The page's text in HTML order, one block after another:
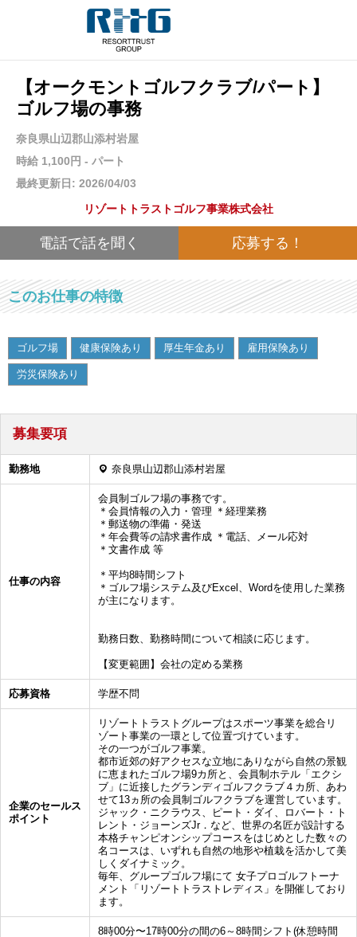
【オークモントゴルフクラブ/パート】
ゴルフ場の事務
奈良県山辺郡山添村岩屋
時給 1,100円 - パート
最終更新日: 2026/04/03
リゾートトラストゴルフ事業株式会社
電話で話を聞く 応募する！
このお仕事の特徴
ゴルフ場 健康保険あり 厚生年金あり 雇用保険あり
労災保険あり
募集要項
勤務地 奈良県山辺郡山添村岩屋
仕事の内容
会員制ゴルフ場の事務です。
＊会員情報の入力・管理 ＊経理業務
＊郵送物の準備・発送
＊年会費等の請求書作成 ＊電話、メール応対
＊文書作成 等
＊平均8時間シフト
＊ゴルフ場システム及びExcel、Wordを使用した業務
が主になります。
勤務日数、勤務時間について相談に応じます。
【変更範囲】会社の定める業務
応募資格 学歴不問
企業のセールス
ポイント
リゾートトラストグループはスポーツ事業を総合リ
ゾート事業の一環として位置づけています。
その一つがゴルフ事業。
都市近郊の好アクセスな立地にありながら自然の景観
に恵まれたゴルフ場9カ所と、会員制ホテル「エクシ
ブ」に近接したグランディゴルフクラブ４カ所、あわ
せて13ヵ所の会員制ゴルフクラブを運営しています。
ジャック・ニクラウス、ピート・ダイ、ロバート・ト
レント・ジョーンズJr．など、世界の名匠が設計する
本格チャンピオンシップコースをはじめとした数々の
名コースは、いずれも自然の地形や植栽を活かして美
しくダイナミック。
毎年、グループゴルフ場にて 女子プロゴルフトーナ
メント「リゾートトラストレディス」を開催しており
ます。
8時00分〜17時00分の間の6～8時間シフト(休憩時間